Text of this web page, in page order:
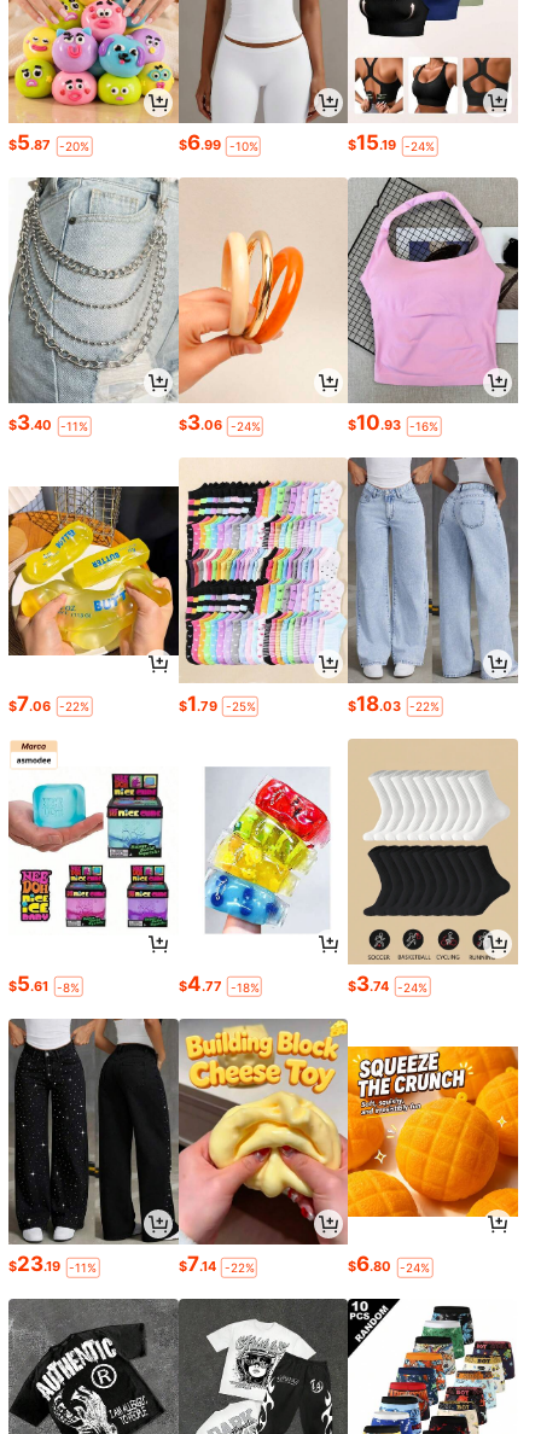
$5.87 -20% $6.99 -10% $15.19 -24%
$3.40 -11% $3.06 -24% $10.93 -16%
$7.06 -22% $1.79 -25% $18.03 -22%
$5.61 -8% $4.77 -18% $3.74 -24%
$23.19 -11% $7.14 -22% $6.80 -24%